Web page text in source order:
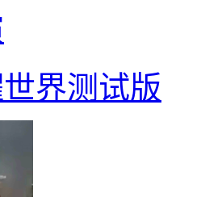
界测试版